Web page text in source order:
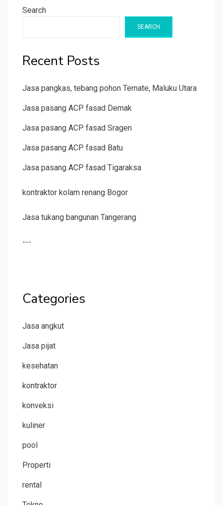
Search
SEARCH
Recent Posts
Jasa pangkas, tebang pohon Ternate, Maluku Utara
Jasa pasang ACP fasad Demak
Jasa pasang ACP fasad Sragen
Jasa pasang ACP fasad Batu
Jasa pasang ACP fasad Tigaraksa
kontraktor kolam renang Bogor
Jasa tukang bangunan Tangerang
---
Categories
Jasa angkut
Jasa pijat
kesehatan
kontraktor
konveksi
kuliner
pool
Properti
rental